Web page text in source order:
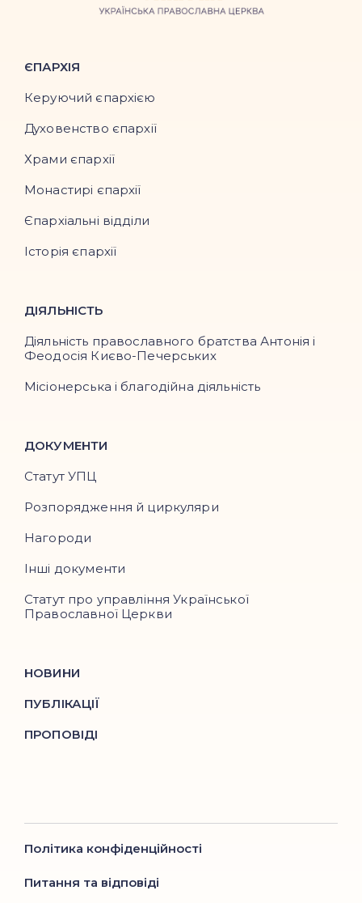
ЄПАРХІЯ
Керуючий єпархією
Духовенство єпархії
Храми єпархії
Монастирі єпархії
Єпархіальні відділи
Історія єпархії
ДІЯЛЬНІСТЬ
Діяльність православного братства Антонія і
Феодосія Києво-Печерських
Місіонерська і благодійна діяльність
ДОКУМЕНТИ
Статут УПЦ
Розпорядження й циркуляри
Нагороди
Інші документи
Статут про управління Української
Православної Церкви
НОВИНИ
ПУБЛІКАЦІЇ
ПРОПОВІДІ
Політика конфіденційності
Питання та відповіді